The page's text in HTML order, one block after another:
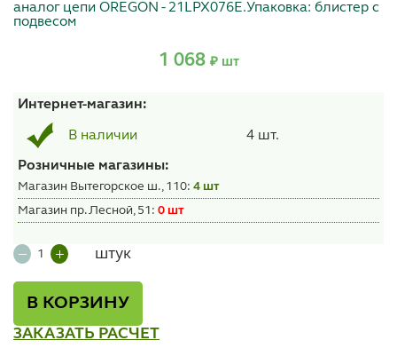
аналог цепи OREGON - 21LPX076E.Упаковка: блистер с
подвесом
1 068 ₽ шт
Интернет-магазин:
В наличии 4 шт.
Розничные магазины:
Магазин Вытегорское ш., 110: 4 шт
Магазин пр. Лесной, 51: 0 шт
штук
В КОРЗИНУ
ЗАКАЗАТЬ РАСЧЕТ